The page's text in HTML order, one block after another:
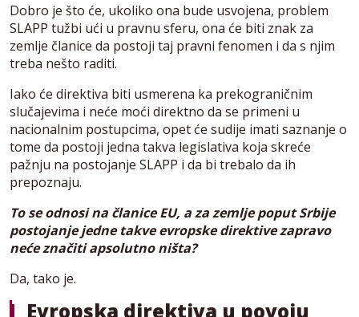
Dobro je što će, ukoliko ona bude usvojena, problem
SLAPP tužbi ući u pravnu sferu, ona će biti znak za
zemlje članice da postoji taj pravni fenomen i da s njim
treba nešto raditi.
Iako će direktiva biti usmerena ka prekograničnim
slučajevima i neće moći direktno da se primeni u
nacionalnim postupcima, opet će sudije imati saznanje o
tome da postoji jedna takva legislativa koja skreće
pažnju na postojanje SLAPP i da bi trebalo da ih
prepoznaju.
To se odnosi na članice EU, a za zemlje poput Srbije
postojanje jedne takve evropske direktive zapravo
neće značiti apsolutno ništa?
Da, tako je.
Evropska direktiva u povoju